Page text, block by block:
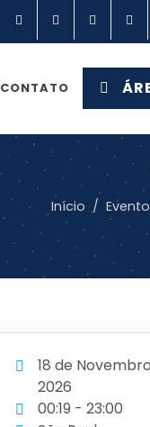
FacebookInstagram
CONTATO
Início
18 de
2026
00:19 - 23:00